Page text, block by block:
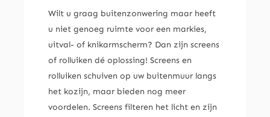
Wilt u graag buitenzonwering maar heeft
u niet genoeg ruimte voor een markies,
uitval- of knikarmscherm? Dan zijn screens
of rolluiken dé oplossing! Screens en
rolluiken schuiven op uw buitenmuur langs
het kozijn, maar bieden nog meer
voordelen. Screens filteren het licht en zijn